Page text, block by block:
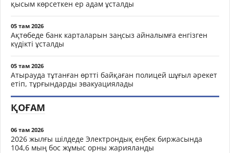
қысым көрсеткен ер адам ұсталды
05 там 2026
Ақтөбеде банк карталарын заңсыз айналымға енгізген
күдікті ұсталды
05 там 2026
Атырауда тұтанған өртті байқаған полицей шұғыл әрекет
етіп, тұрғындарды эвакуациялады
ҚОҒАМ
06 там 2026
2026 жылғы шілдеде Электрондық еңбек биржасында
104,6 мың бос жұмыс орны жарияланды